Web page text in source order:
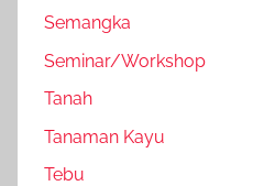
Semangka
Seminar/Workshop
Tanah
Tanaman Kayu
Tebu